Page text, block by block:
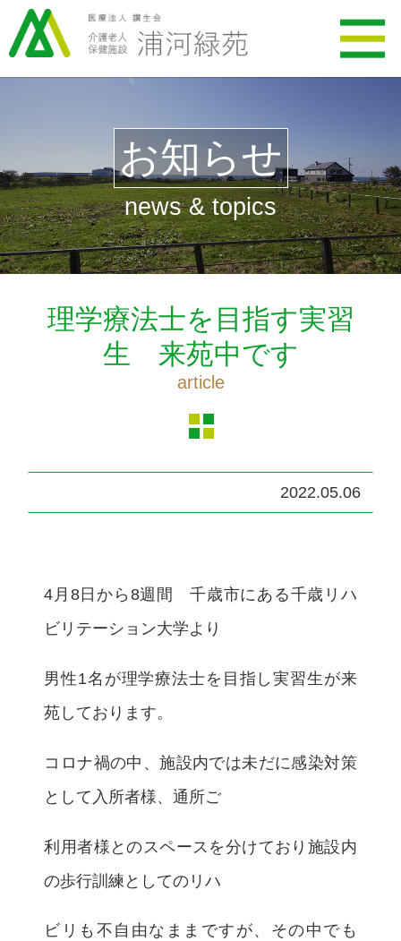
お知らせ
news & topics
理学療法士を目指す実習
生 来苑中です
article
2022.05.06
4月8日から8週間 千歳市にある千歳リハ
ビリテーション大学より
男性1名が理学療法士を目指し実習生が来
苑しております。
コロナ禍の中、施設内では未だに感染対策
として入所者様、通所ご
利用者様とのスペースを分けており施設内
の歩行訓練としてのリハ
ビリも不自由なままですが、その中でも